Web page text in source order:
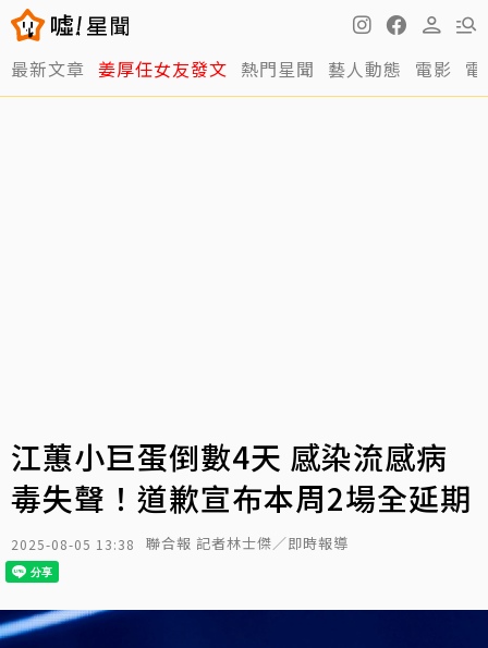
最新文章 姜厚任女友發文 熱門星聞 藝人動態 電影
江蕙小巨蛋倒數4天 感染流感病
毒失聲！道歉宣布本周2場全延期
2025-08-05 13:38 聯合報 記者林士傑／即時報導